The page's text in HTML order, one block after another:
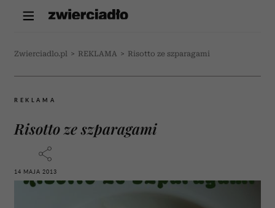
Zwierciadlo.pl > REKLAMA > Risotto ze szparagami
REKLAMA
Risotto ze szparagami
14 MAJA 2013